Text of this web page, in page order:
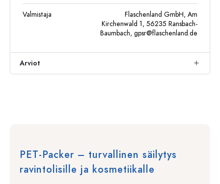
Valmistaja
Flaschenland GmbH, Am
Kirchenwald 1, 56235 Ransbach-
Baumbach, gpsr@flaschenland.de
Arviot
PET-Packer – turvallinen säilytys
ravintolisille ja kosmetiikalle